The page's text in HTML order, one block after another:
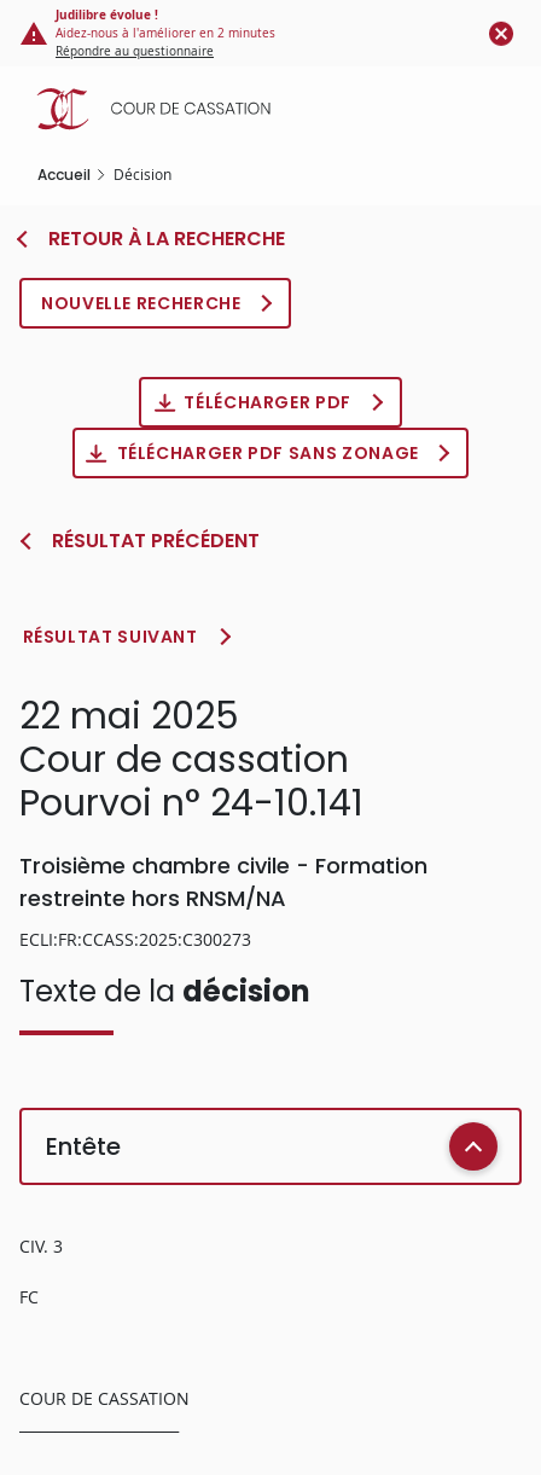
Panneau de gestion des cookies
contenu
principal
Judilibre évolue !
Aidez-nous à l'améliorer en 2 minutes
Répondre au questionnaire
Accueil Décision
RETOUR À LA RECHERCHE
NOUVELLE RECHERCHE
TÉLÉCHARGER PDF
TÉLÉCHARGER PDF SANS ZONAGE
RÉSULTAT PRÉCÉDENT
RÉSULTAT SUIVANT
22 mai 2025
Cour de cassation
Pourvoi n° 24-10.141
Troisième chambre civile - Formation
restreinte hors RNSM/NA
ECLI:FR:CCASS:2025:C300273
Texte de la décision
Entête
CIV. 3
FC
COUR DE CASSATION